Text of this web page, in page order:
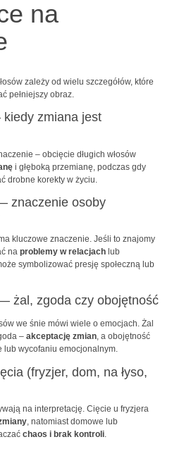
na
zależy od wielu szczegółów, które
pełniejszy obraz.
kiedy zmiana jest
– obcięcie długich włosów
i głęboką przemianę, podczas gdy
drobne korekty w życiu.
znaczenie osoby
kluczowe znaczenie. Jeśli to znajomy
na problemy w relacjachlub
symbolizować presję społeczną lub
żal, zgoda czy obojętność
we śnie mówi wiele o emocjach. Żal
– akceptację zmian, a obojętność
lub wycofaniu emocjonalnym.
(fryzjer, dom, na łyso,
na interpretację. Cięcie u fryzjera
, natomiast domowe lub
chaos i brak kontroli.